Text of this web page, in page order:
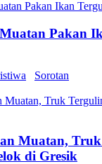
Pakan
Sorotan
Muatan,
di Gresik